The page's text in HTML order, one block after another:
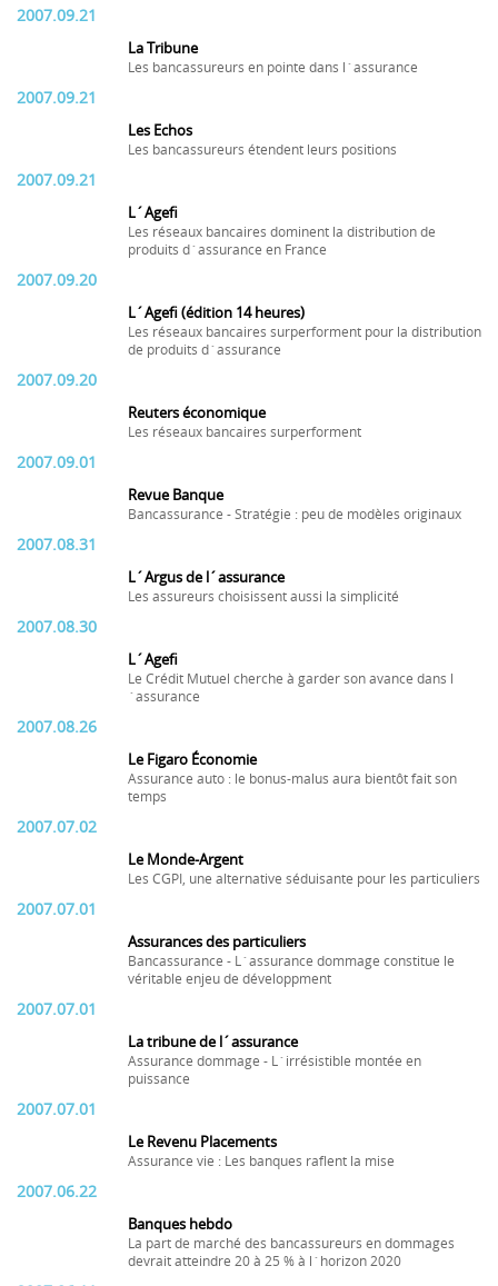
2007.09.21
La Tribune
Les bancassureurs en pointe dans l´assurance
2007.09.21
Les Echos
Les bancassureurs étendent leurs positions
2007.09.21
L´Agefi
Les réseaux bancaires dominent la distribution de
produits d´assurance en France
2007.09.20
L´Agefi (édition 14 heures)
Les réseaux bancaires surperforment pour la distribution
de produits d´assurance
2007.09.20
Reuters économique
Les réseaux bancaires surperforment
2007.09.01
Revue Banque
Bancassurance - Stratégie : peu de modèles originaux
2007.08.31
L´Argus de l´assurance
Les assureurs choisissent aussi la simplicité
2007.08.30
L´Agefi
Le Crédit Mutuel cherche à garder son avance dans l
´assurance
2007.08.26
Le Figaro Économie
Assurance auto : le bonus-malus aura bientôt fait son
temps
2007.07.02
Le Monde-Argent
Les CGPI, une alternative séduisante pour les particuliers
2007.07.01
Assurances des particuliers
Bancassurance - L´assurance dommage constitue le
véritable enjeu de développment
2007.07.01
La tribune de l´assurance
Assurance dommage - L´irrésistible montée en
puissance
2007.07.01
Le Revenu Placements
Assurance vie : Les banques raflent la mise
2007.06.22
Banques hebdo
La part de marché des bancassureurs en dommages
devrait atteindre 20 à 25 % à l´horizon 2020